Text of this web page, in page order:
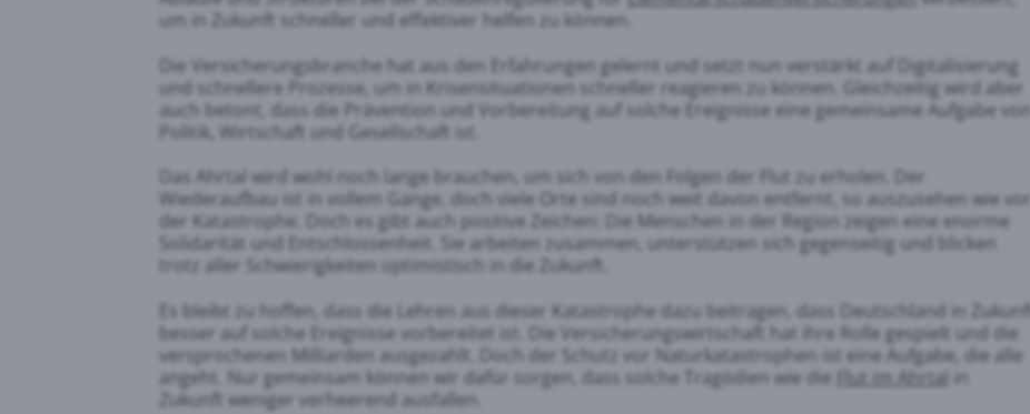
um in Zukunft schneller und effektiver helfen zu können.
Die Versicherungsbranche hat aus den Erfahrungen gelernt und setzt nun verstärkt auf Digitalisierung
und schnellere Prozesse, um in Krisensituationen schneller reagieren zu können. Gleichzeitig wird aber
auch betont, dass die Prävention und Vorbereitung auf solche Ereignisse eine gemeinsame Aufgabe von
Politik, Wirtschaft und Gesellschaft ist.
Das Ahrtal wird wohl noch lange brauchen, um sich von den Folgen der Flut zu erholen. Der
Wiederaufbau ist in vollem Gange, doch viele Orte sind noch weit davon entfernt, so auszusehen wie vor
der Katastrophe. Doch es gibt auch positive Zeichen: Die Menschen in der Region zeigen eine enorme
Solidarität und Entschlossenheit. Sie arbeiten zusammen, unterstützen sich gegenseitig und blicken
trotz aller Schwierigkeiten optimistisch in die Zukunft.
Es bleibt zu hoffen, dass die Lehren aus dieser Katastrophe dazu beitragen, dass Deutschland in Zukunft
besser auf solche Ereignisse vorbereitet ist. Die Versicherungswirtschaft hat ihre Rolle gespielt und die
versprochenen Milliarden ausgezahlt. Doch der Schutz vor Naturkatastrophen ist eine Aufgabe, die alle
angeht. Nur gemeinsam können wir dafür sorgen, dass solche Tragödien wie die
Flut im Ahrtal in
Zukunft weniger verheerend ausfallen.